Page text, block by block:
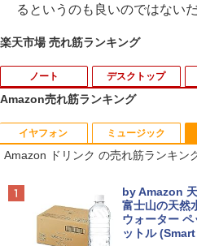
るというのも良いのではない
楽天市場 売れ筋ランキング
ノート
1
【期間限定
in11搭載 パ
付き 初心
メモリ4GB
Webカメラ
新で在庫処
デスクトップ
1
【Dell
ット】intel
B、SSD:
学ドライブ
ndows11
e/HDMI/デ
品)
1
NEC LCD-
LED液晶モ
非光沢 IPS
￥3,200
1
ちいかわ
（4） （ワ
￥1,210
Amazon売れ筋ランキング
イヤフォン
Anker
￥7,990
ミュージック
BRUCE
[Explicit]
￥250
Amazon ドリンク の売れ筋ランキン
by Amazon
富士山の天然
ウォーター
ットル